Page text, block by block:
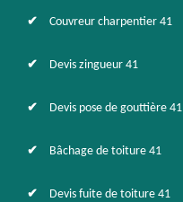
Couvreur charpentier 41
Devis zingueur 41
Devis pose de gouttière 41
Bâchage de toiture 41
Devis fuite de toiture 41